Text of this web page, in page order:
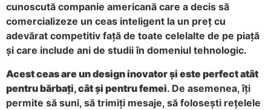
cunoscută companie americană care a decis să
comercializeze un ceas inteligent la un preț cu
adevărat competitiv față de toate celelalte de pe piață
și care include ani de studii în domeniul tehnologic.
Acest ceas are un design inovator și este perfect atât
pentru bărbați, cât și pentru femei. De asemenea, îți
permite să suni, să trimiți mesaje, să folosești rețelele